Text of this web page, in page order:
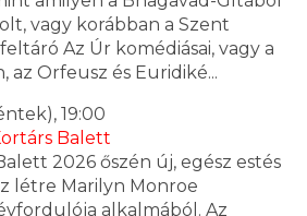
vagy korábban a Szent
Az Úr komédiásai, vagy a
az Orfeusz és Euridiké...
19:00
Balett
2026 őszén új, egész estés
létre Marilyn Monroe
alkalmából. Az